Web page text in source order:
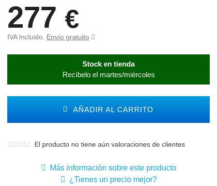
277 €
IVA Incluido. Envío gratuito
Stock en tienda
Recíbelo el martes/miércoles
AÑADIR AL CARRITO
El producto no tiene aún valoraciones de clientes
Más información sobre este producto
¿Tienes un precio mejor?